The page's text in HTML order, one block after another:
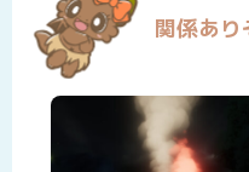
関係あり